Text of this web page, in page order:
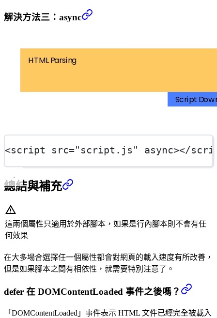
解決方法三：async
<script src="script.js" async></
總結與補充
這兩個屬性只適用於外部腳本，如果是行內腳本則不會有任
何效果
在大多場合選擇任一個屬性都會對網頁的載入速度有所改善，
但是如果腳本之間有相依性，就需要特別注意了。
defer 在 DOMContentLoaded 事件之後嗎？
「DOMContentLoaded」事件表示 HTML 文件已經完全被載入